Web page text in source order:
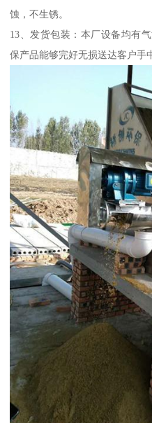
蚀，不生锈。
13、发货包装：本厂设备均有
保产品能够完好无损送达客户手